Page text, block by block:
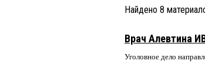
Найдено 8
Врач Алевтина
Уголовное дело